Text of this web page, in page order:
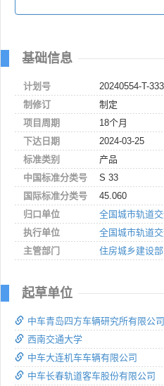
基础信息
计划号
20240554-T-333
制修订
制定
项目周期
18个月
下达日期
2024-03-25
标准类别
产品
中国标准分类号
S 33
国际标准分类号
45.060
归口单位
全国城市轨道
执行单位
全国城市轨道
主管部门
住房城乡建设部
起草单位
中车青岛四方车辆研究所有限公司
西南交通大学
中车大连机车车辆有限公司
中车长春轨道客车股份有限公司